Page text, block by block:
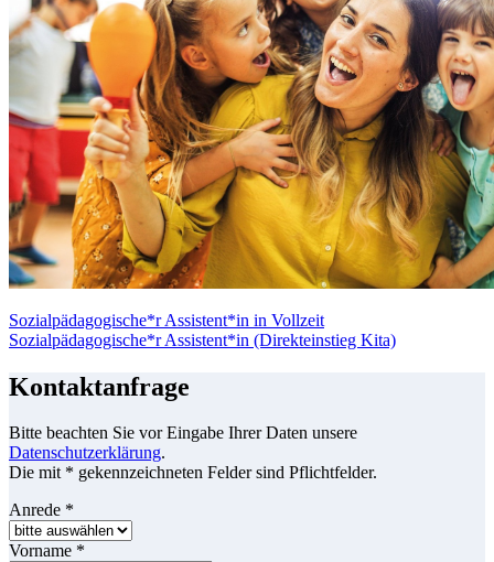
Sozialpädagogische*r Assistent*in in Vollzeit
Sozialpädagogische*r Assistent*in (Direkteinstieg Kita)
Kontaktanfrage
Bitte beachten Sie vor Eingabe Ihrer Daten unsere
Datenschutzerklärung.
Die mit * gekennzeichneten Felder sind Pflichtfelder.
Anrede *
Vorname *